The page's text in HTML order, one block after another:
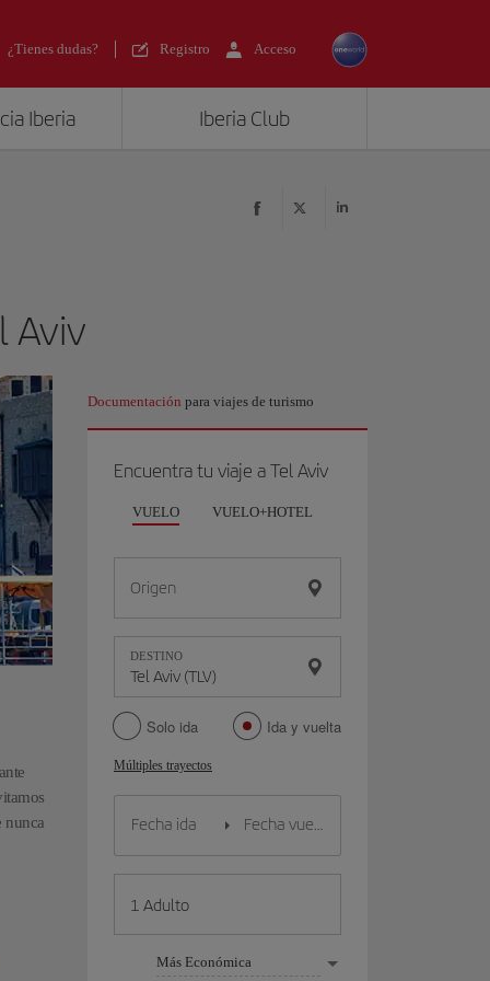
¿Tienes dudas? Registro Acceso
Iberia Iberia Club
Aviv
nunca
Documentación para viajes de turismo
Encuentra tu viaje a Tel Aviv
VUELO VUELO+HOTEL
Origen
DESTINO
Solo ida Ida y vuelta
Múltiples trayectos
Más Económica